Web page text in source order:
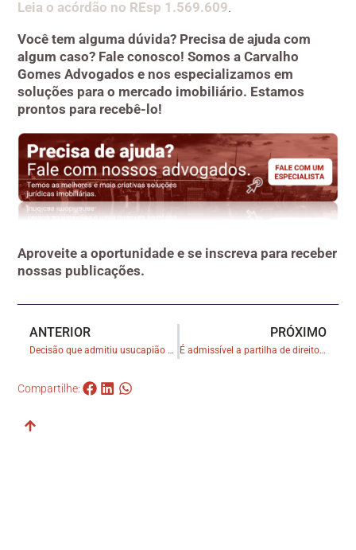
Leia o acórdão no REsp 1.569.609.
Você tem alguma dúvida? Precisa de ajuda com
algum caso? Fale conosco! Somos a Carvalho
Gomes Advogados e nos especializamos em
soluções para o mercado imobiliário. Estamos
prontos para recebê-lo!
Aproveite a oportunidade e se inscreva para receber
nossas publicações.
ANTERIOR
Decisão que admitiu usucapião em loteamento irregular no DF é tema do programa Último Recurso
PRÓXIMO
É admissível a partilha de direitos possessórios sobre imóveis que não estão devidamente escriturados
Compartilhe: